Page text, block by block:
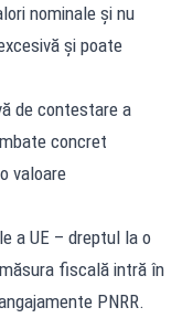
nominale și nu
și poate
de contestare a
concret
valoare
a UE – dreptul la o
fiscală intră în
PNRR.